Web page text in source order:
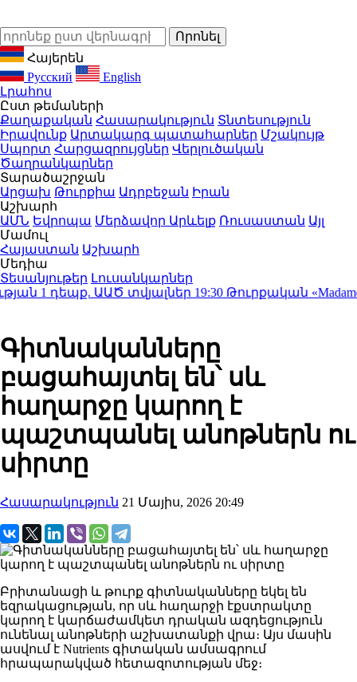
Հայերեն
Русский
English
Լրահոս
Ըստ թեմաների
Քաղաքական Հասարակություն Տնտեսություն
Իրավունք Արտակարգ պատահարներ Մշակույթ
Սպորտ Հարցազրույցներ Վերլուծական
Ծաղրանկարներ
Տարածաշրջան
Արցախ Թուրքիա Ադրբեջան Իրան
Աշխարհ
ԱՄՆ Եվրոպա Մերձավոր Արևելք Ռուսաստան Այլ
Մամուլ
Հայաստան Աշխարհ
Մեդիա
Տեսանյութեր Լուսանկարներ
1 դեպք. ԱԱԾ տվյալներ19:30 Թուրքական «Madame
Գիտնականները
բացահայտել են՝ սև
հաղարջը կարող է
պաշտպանել անոթներն ու
սիրտը
Հասարակություն 21 Մայիս, 2026 20:49
Բրիտանացի և թուրք գիտնականները եկել են
եզրակացության, որ սև հաղարջի էքստրակտը
կարող է կարճաժամկետ դրական ազդեցություն
ունենալ անոթների աշխատանքի վրա։ Այս մասին
ասվում է Nutrients գիտական ամսագրում
հրապարակված հետազոտության մեջ։